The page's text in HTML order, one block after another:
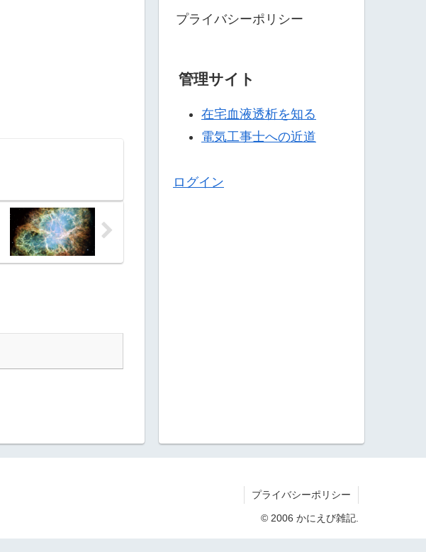
プライバシーポリシー
管理サイト
在宅血液透析を知る
電気工事士への近道
ログイン
プライバシーポリシー
© 2006 かにえび雑記.